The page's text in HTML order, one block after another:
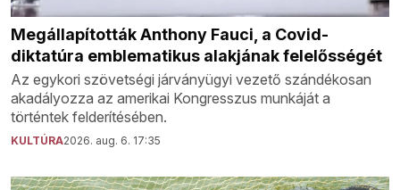
Megállapították Anthony Fauci, a Covid-
diktatúra emblematikus alakjának felelősségét
Az egykori szövetségi járványügyi vezető szándékosan
akadályozza az amerikai Kongresszus munkáját a
történtek felderítésében.
KULTÚRA2026. aug. 6. 17:35